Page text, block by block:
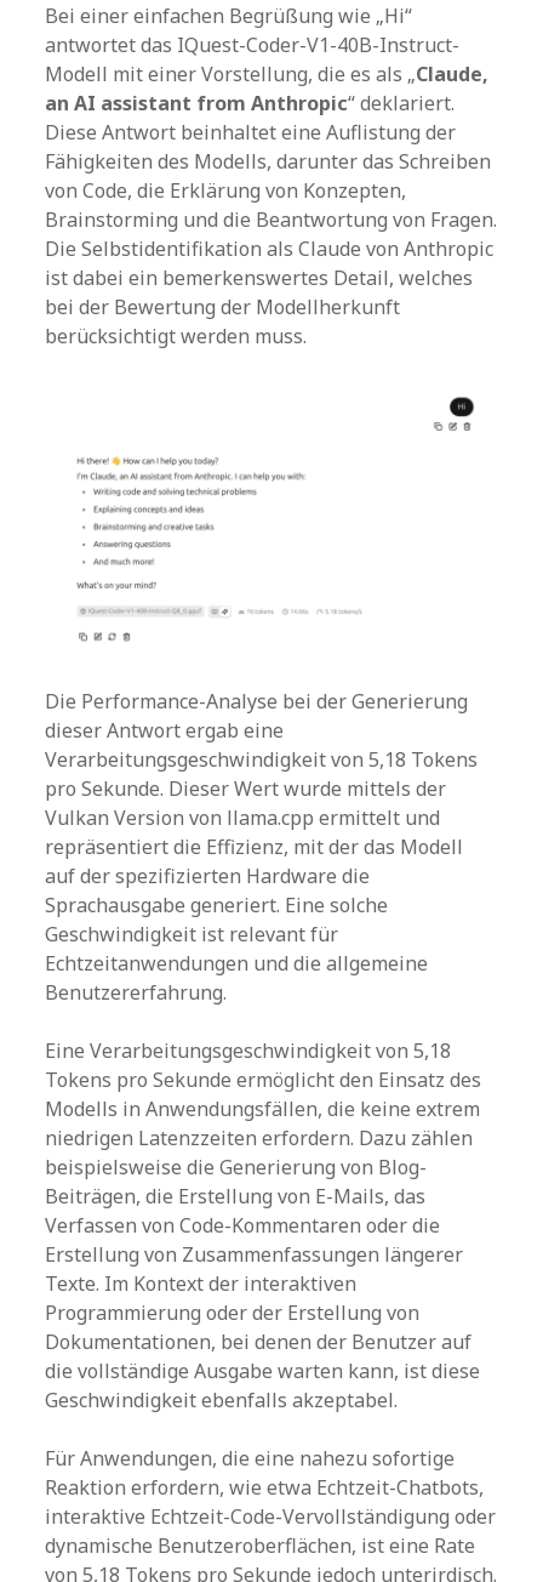
Bei einer einfachen Begrüßung wie „Hi“
antwortet das IQuest-Coder-V1-40B-Instruct-
Modell mit einer Vorstellung, die es als „Claude,
an AI assistant from Anthropic“ deklariert.
Diese Antwort beinhaltet eine Auflistung der
Fähigkeiten des Modells, darunter das Schreiben
von Code, die Erklärung von Konzepten,
Brainstorming und die Beantwortung von Fragen.
Die Selbstidentifikation als Claude von Anthropic
ist dabei ein bemerkenswertes Detail, welches
bei der Bewertung der Modellherkunft
berücksichtigt werden muss.
Die Performance-Analyse bei der Generierung
dieser Antwort ergab eine
Verarbeitungsgeschwindigkeit von 5,18 Tokens
pro Sekunde. Dieser Wert wurde mittels der
Vulkan Version von llama.cpp ermittelt und
repräsentiert die Effizienz, mit der das Modell
auf der spezifizierten Hardware die
Sprachausgabe generiert. Eine solche
Geschwindigkeit ist relevant für
Echtzeitanwendungen und die allgemeine
Benutzererfahrung.
Eine Verarbeitungsgeschwindigkeit von 5,18
Tokens pro Sekunde ermöglicht den Einsatz des
Modells in Anwendungsfällen, die keine extrem
niedrigen Latenzzeiten erfordern. Dazu zählen
beispielsweise die Generierung von Blog-
Beiträgen, die Erstellung von E-Mails, das
Verfassen von Code-Kommentaren oder die
Erstellung von Zusammenfassungen längerer
Texte. Im Kontext der interaktiven
Programmierung oder der Erstellung von
Dokumentationen, bei denen der Benutzer auf
die vollständige Ausgabe warten kann, ist diese
Geschwindigkeit ebenfalls akzeptabel.
Für Anwendungen, die eine nahezu sofortige
Reaktion erfordern, wie etwa Echtzeit-Chatbots,
interaktive Echtzeit-Code-Vervollständigung oder
dynamische Benutzeroberflächen, ist eine Rate
von 5,18 Tokens pro Sekunde jedoch unterirdisch.